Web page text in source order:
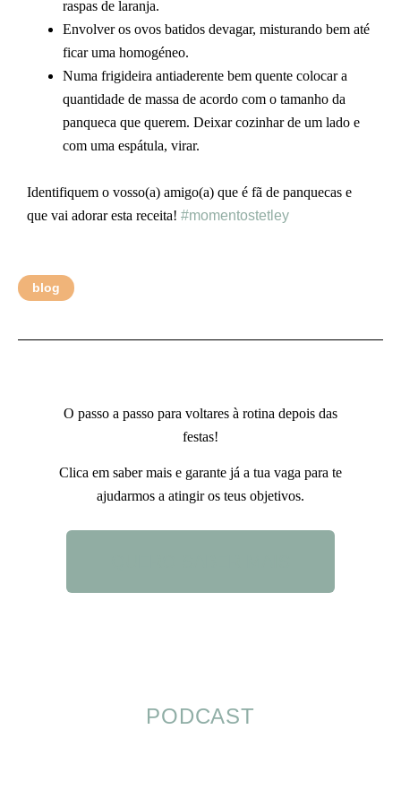
raspas de laranja.
Envolver os ovos batidos devagar, misturando bem até
ficar uma homogéneo.
Numa frigideira antiaderente bem quente colocar a
quantidade de massa de acordo com o tamanho da
panqueca que querem. Deixar cozinhar de um lado e
com uma espátula, virar.
Identifiquem o vosso(a) amigo(a) que é fã de panquecas e
que vai adorar esta receita! #momentostetley
blog
O passo a passo para voltares à rotina depois das
festas!
Clica em saber mais e garante já a tua vaga para te
ajudarmos a atingir os teus objetivos.
PODCAST